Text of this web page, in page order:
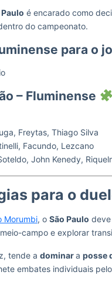
é encarado como
do campeonato.
para o
– Fluminense
Freytas, Thiago Silva
Facundo, Lezcano
John Kenedy,
para o
Morumbi, o São Paulo deve
campo e explorar
tende a dominara posse
embates individuais